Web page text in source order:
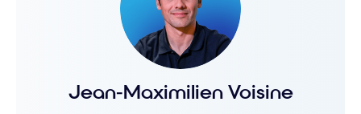
Jean-Maximilien Voisine